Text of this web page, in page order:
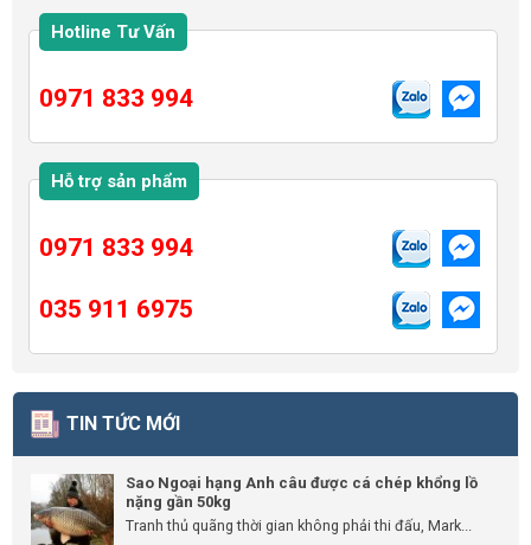
Hotline Tư Vấn
0971 833 994
Hỗ trợ sản phẩm
0971 833 994
035 911 6975
TIN TỨC MỚI
Sao Ngoại hạng Anh câu được cá chép khổng lồ
nặng gần 50kg
Tranh thủ quãng thời gian không phải thi đấu, Mark...